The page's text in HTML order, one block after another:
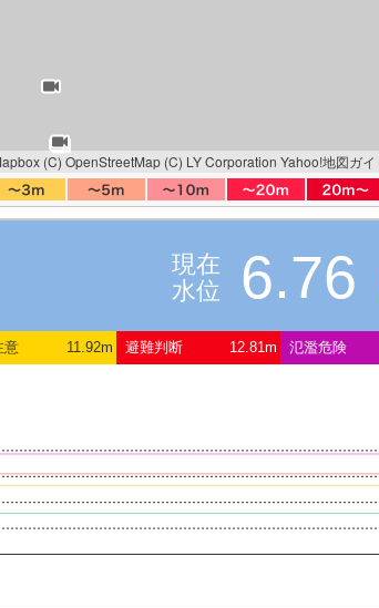
(C) OpenStreetMap (C) LY Corporation Yahoo!地図ガイ
現在
水位
6.76
意 11.92m 避難判断 12.81m 氾濫危険